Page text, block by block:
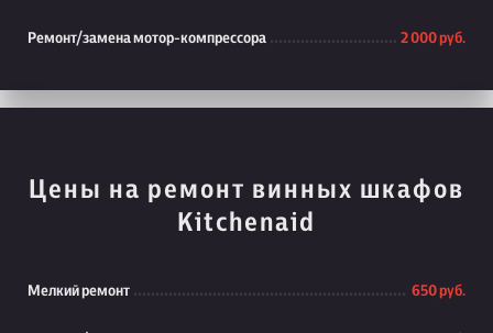
Ремонт/замена мотор-компрессора 2 000 руб.
Цены на ремонт винных шкафов
Kitchenaid
Мелкий ремонт 650 руб.